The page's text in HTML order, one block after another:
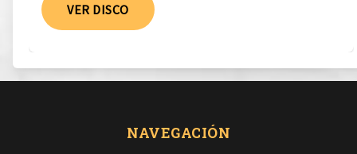
VER DISCO
NAVEGACIÓN